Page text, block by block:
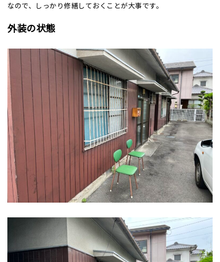
なので、しっかり修繕しておくことが大事です。
外装の状態